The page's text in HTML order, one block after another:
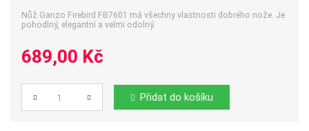
Nůž Ganzo Firebird FB7601 má všechny vlastnosti dobrého nože. Je
pohodlný, elegantní a velmi odolný.
689,00 Kč
Počet Přidat do košíku